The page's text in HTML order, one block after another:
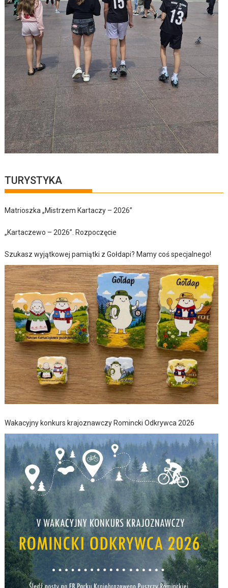
TURYSTYKA
Matrioszka „Mistrzem Kartaczy – 2026”
„Kartaczewo – 2026”. Rozpoczęcie
Szukasz wyjątkowej pamiątki z Gołdapi? Mamy coś specjalnego!
Wakacyjny konkurs krajoznawczy Romincki Odkrywca 2026